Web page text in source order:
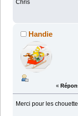
Chris
Handie
«
Merci pour les